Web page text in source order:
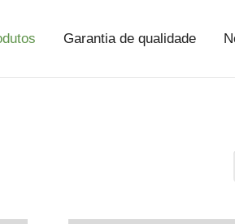
Garantia de qualidade